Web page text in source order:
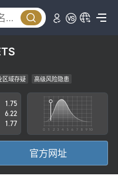
区域存疑 高级风险隐患
1.75
6.22
1.77
官方网址